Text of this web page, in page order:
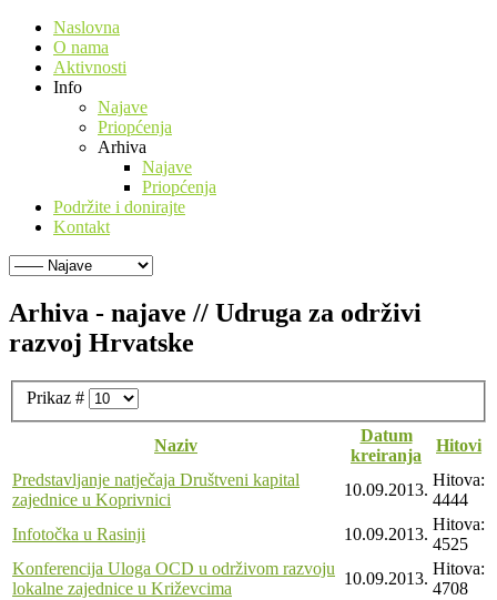
Naslovna
O nama
Aktivnosti
Info
Najave
Priopćenja
Arhiva
Najave
Priopćenja
Podržite i donirajte
Kontakt
Arhiva - najave // Udruga za održivi
razvoj Hrvatske
Prikaz #
Naziv
Datum
kreiranja
Hitovi
Predstavljanje natječaja Društveni kapital
zajednice u Koprivnici
10.09.2013.
Hitova:
4444
Infotočka u Rasinji
10.09.2013.
Hitova:
4525
Konferencija Uloga OCD u održivom razvoju
lokalne zajednice u Križevcima
10.09.2013.
Hitova:
4708